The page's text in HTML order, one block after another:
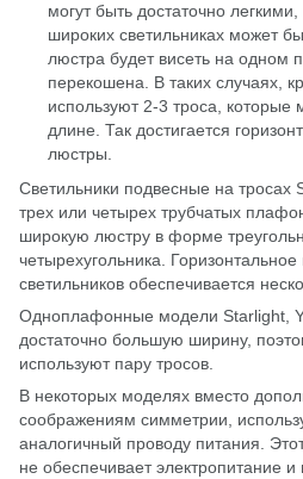
могут быть достаточно
широких светильниках может
люстра будет висеть на одном
перекошена. В таких случаях,
используют 2-3 троса, которые
длине. Так достигается
люстры.
Светильники подвесные на тросах
трех или четырех трубчатых
широкую люстру в форме
четырехугольника.
светильников обеспечивается
Одноплафонные модели Starlight
достаточно большую ширину,
используют пару тросов.
В некоторых моделях вместо
соображениям симметрии,
аналогичный проводу питания.
не обеспечивает электропитание